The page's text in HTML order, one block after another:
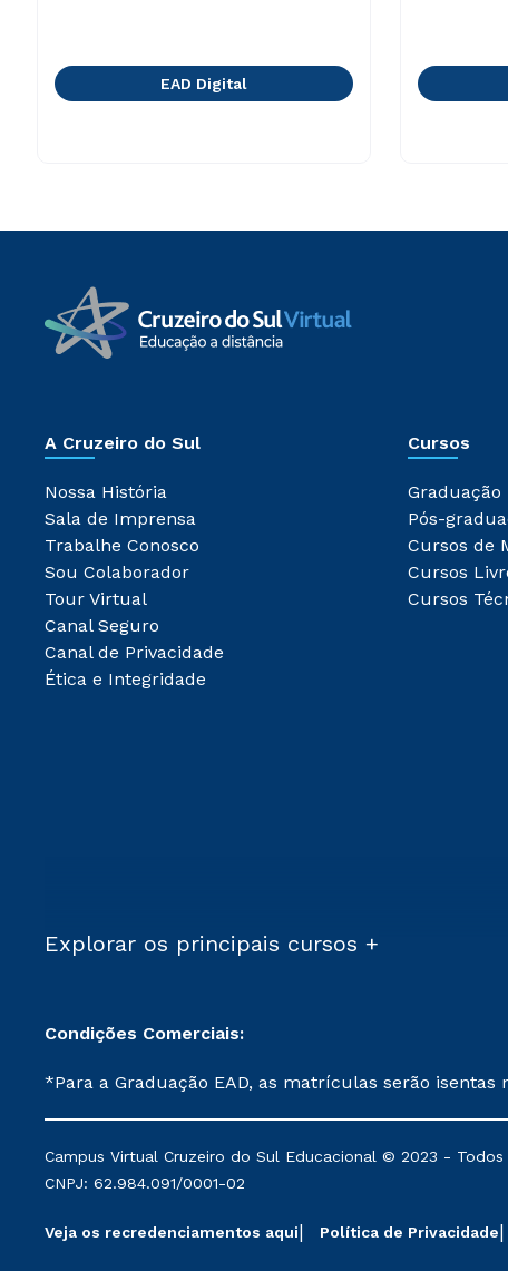
EAD Digital
A Cruzeiro do Sul
Nossa História
Sala de Imprensa
Trabalhe Conosco
Sou Colaborador
Tour Virtual
Canal Seguro
Canal de Privacidade
Ética e Integridade
Cursos
Graduação
Pós-
Cursos de
Cursos
Cursos
Explorar os principais cursos +
Condições Comerciais:
*Para a Graduação EAD, as matrículas serão
mantidos conforme negociação. Descontos
serviços.
Campus Virtual Cruzeiro do Sul Educacional © 2023 -
CNPJ: 62.984.091/0001-02
Veja os recredenciamentos aqui Política de Privacidade